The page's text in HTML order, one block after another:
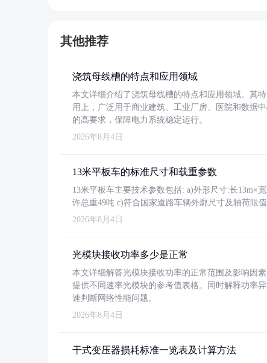
其他推荐
浇筑母线槽的特点和应用领域
本文详细介绍了浇筑母线槽的特点和应用领域。其
用上，广泛用于商业建筑、工业厂房、医院和数据
的高要求，保障电力系统稳定运行。
2026年8月4日
13米平板车的标准尺寸和载重参数
13米平板车主要技术参数包括: a)外形尺寸:长13m×
许总重49吨 c)符合国家道路车辆外廓尺寸及轴荷限
2026年8月4日
光模块接收功率多少是正常
本文详细解答光模块接收功率的正常范围及影响因
提供不同速率光模块的参考值表格。同时解释功率
速判断网络性能问题。
2026年8月4日
干式变压器损耗标准一览表及计算方法